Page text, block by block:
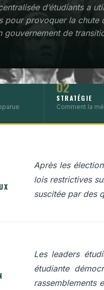
d’étudiants a
pour provoquer la chute
gouvernement de
02
STRATÉGIE
Comment la
Après les
lois restrictives
suscitée par des
Les leaders
étudiante
rassemblements